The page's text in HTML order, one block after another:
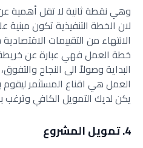
وهي نقطة ثانية لا تقل أهمية
لان الخطة التنفيذية تكون
الانتهاء من التقييمات
خطة العمل فهي عبارة عن
البداية وصولاً الى النجاح
العمل هي اقناع المستثمر
يكن لديك التمويل الكافي
4. تمويل المشروع